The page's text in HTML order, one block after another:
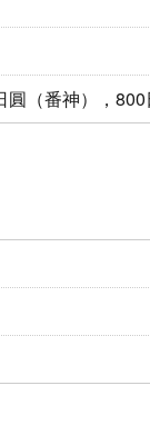
（番神），